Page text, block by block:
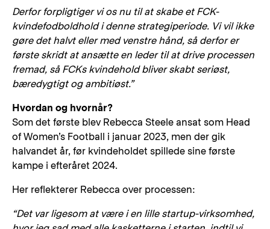
Derfor forpligtiger vi os nu til at skabe et FCK-
kvindefodboldhold i denne strategiperiode. Vi vil ikke
gøre det halvt eller med venstre hånd, så derfor er
første skridt at ansætte en leder til at drive processen
fremad, så FCKs kvindehold bliver skabt seriøst,
bæredygtigt og ambitiøst.”
Hvordan og hvornår?
Som det første blev Rebecca Steele ansat som Head
of Women’s Football i januar 2023, men der gik
halvandet år, før kvindeholdet spillede sine første
kampe i efteråret 2024.
Her reflekterer Rebecca over processen:
“Det var ligesom at være i en lille startup-virksomhed,